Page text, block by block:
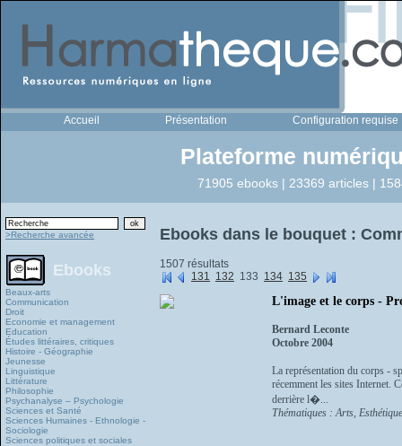
Accueil Présentation Configuration requise
Plateforme
71905 ebooks | 23369 articles |
>Recherche avancée
Ebooks
Beaux-arts
Communication
Droit
Economie et management
Education
Études littéraires, critiques
Histoire - Géographie
Jeunesse
Linguistique
Littérature
Philosophie
Psychanalyse – Psychologie
Sciences et Santé
Sciences Humaines - Ethnologie -
Sociologie
Sciences politiques et sociales
Ebooks dans le bouquet :
1507 résultats
131 132 133 134 135
L'image et le corps -
Bernard Leconte
Octobre 2004
La représentation du corps -
récemment les sites Internet.
derrière l�...
Thématiques : Arts,